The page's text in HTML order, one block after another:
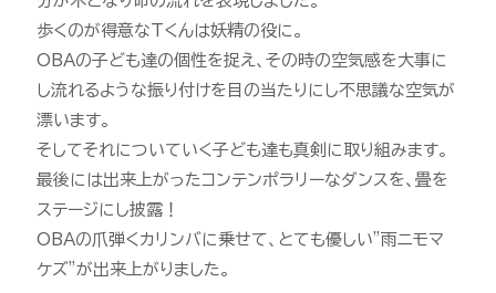
歩くのが得意なTくんは妖精の役に。
OBAの子ども達の個性を捉え、その時の空気感を大事に
し流れるような振り付けを目の当たりにし不思議な空気が
漂います。
そしてそれについていく子ども達も真剣に取り組みます。
最後には出来上がったコンテンポラリーなダンスを、畳を
ステージにし披露！
OBAの爪弾くカリンバに乗せて、とても優しい”雨ニモマ
ケズ”が出来上がりました。